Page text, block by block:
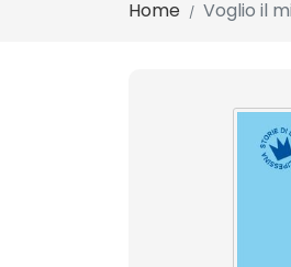
Home Voglio il